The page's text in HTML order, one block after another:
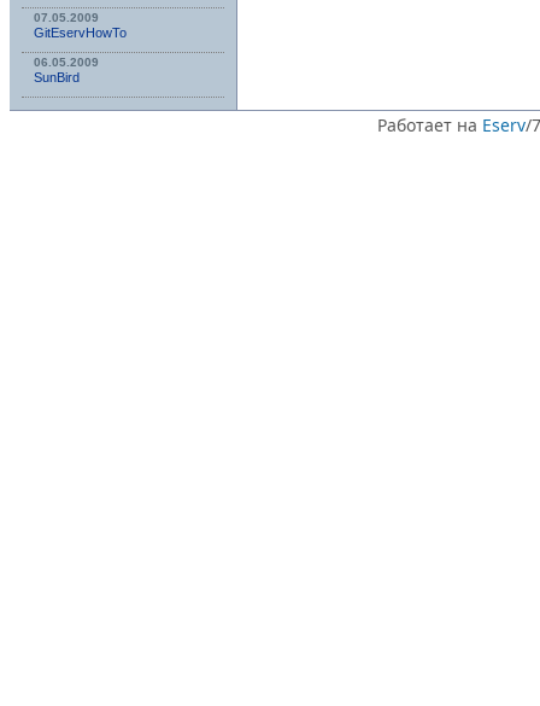
07.05.2009
GitEservHowTo
06.05.2009
SunBird
Работает на Eserv/